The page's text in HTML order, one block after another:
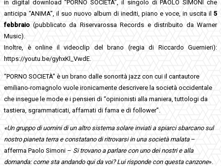
in digital download “PORNO SOCIETÀ”, il singolo di PAOLO SIMONI che
anticipa “ANIMA”, il suo nuovo album di inediti, piano e voce, in uscita il 5
febbraio (pubblicato da Riservarossa Records e distribuito da Warner
Music).
Inoltre, è online il videoclip del brano (regia di Riccardo Guernieri):
https://youtu.be/gyhxKl_VwdE.
“PORNO SOCIETÀ” è un brano dalle sonorità jazz con cui il cantautore
emiliano-romagnolo vuole ironicamente descrivere la società occidentale
che insegue le mode e i pensieri di “opinionisti alla maniera, tuttologi da
tastiera, sgrammaticati, affamati di fama e di follower”.
«Un gruppo di uomini di un altro sistema solare inviati a spiarci sbarcano sul
nostro pianeta terra e constatano di ritrovarsi in una società malata–
afferma Paolo Simoni – Si trovano a parlare con uno dei nostri e alla
domanda: come sta andando qui da voi? Lui risponde con questa canzone».